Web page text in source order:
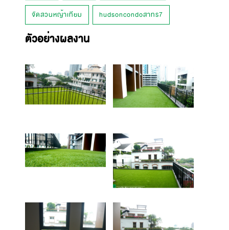
จัดสวนหญ้าเทียม hudsoncondoสาทร7
ตัวอย่างผลงาน